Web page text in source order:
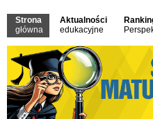
Strona
główna
Aktualności
edukacyjne